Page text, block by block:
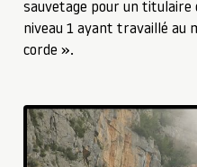
sauvetage pour un titulaire
niveau 1 ayant travaillé au
corde ».
▶